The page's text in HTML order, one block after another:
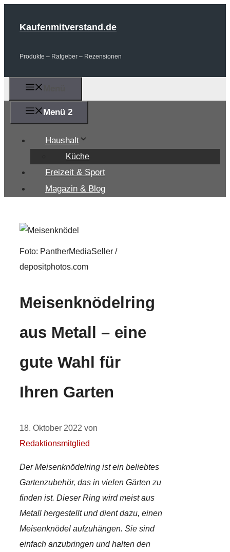
InhaltKaufenmitverstand.de
Produkte – Ratgeber – Rezensionen
Menü 2
Haushalt
Küche
Freizeit & Sport
Magazin & Blog
Foto: PantherMediaSeller /
depositphotos.com
Meisenknödelring
aus Metall – eine
gute Wahl für
Ihren Garten
18. Oktober 2022 von
Redaktionsmitglied
Der Meisenknödelring ist ein beliebtes
Gartenzubehör, das in vielen Gärten zu
finden ist. Dieser Ring wird meist aus
Metall hergestellt und dient dazu, einen
Meisenknödel aufzuhängen. Sie sind
einfach anzubringen und halten den